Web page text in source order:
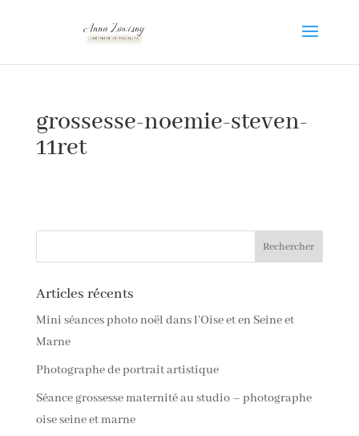
grossesse-noemie-steven-
11ret
Articles récents
Mini séances photo noël dans l’Oise et en Seine et
Marne
Photographe de portrait artistique
Séance grossesse maternité au studio – photographe
oise seine et marne